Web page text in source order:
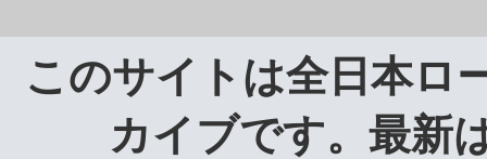
このサイトは全日本ロ
カイブです。最新